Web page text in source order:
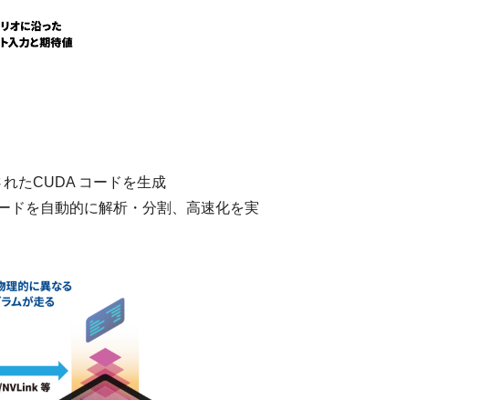
たCUDA コードを生成
ドを自動的に解析・分割、高速化を実